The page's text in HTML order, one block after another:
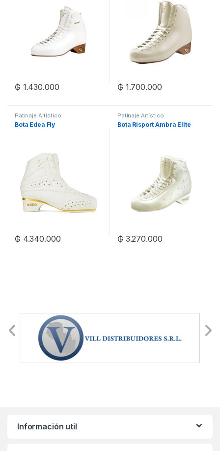
₲ 1.430.000 ₲ 1.700.000
Patinaje Artístico
Bota Edea Fly
₲ 4.340.000
Patinaje Artístico
Bota Risport Ambra Elite
₲ 3.270.000
Información util